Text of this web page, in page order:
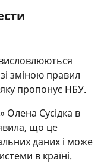
зміною правил
яку пропонує НБУ.
Олена Сусідка в
що це
даних і може
в країні.